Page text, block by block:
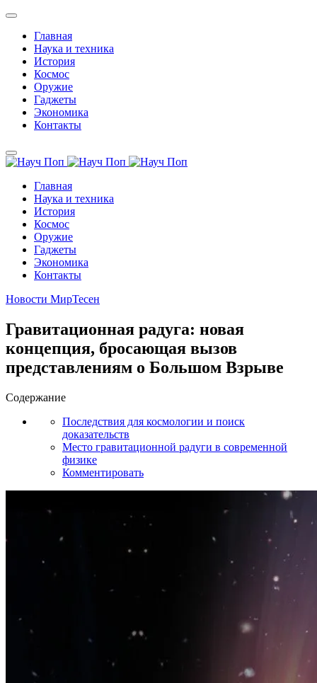
Главная
Наука и техника
История
Космос
Оружие
Гаджеты
Экономика
Контакты
Главная
Наука и техника
История
Космос
Оружие
Гаджеты
Экономика
Контакты
Новости МирТесен
Гравитационная радуга: новая
концепция, бросающая вызов
представлениям о Большом Взрыве
Содержание
Последствия для космологии и поиск
доказательств
Место гравитационной радуги в современной
физике
Комментировать